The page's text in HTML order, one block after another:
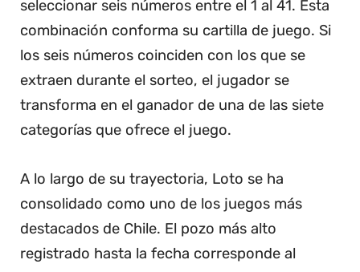
seleccionar seis números entre el 1 al 41. Esta
combinación conforma su cartilla de juego. Si
los seis números coinciden con los que se
extraen durante el sorteo, el jugador se
transforma en el ganador de una de las siete
categorías que ofrece el juego.
A lo largo de su trayectoria, Loto se ha
consolidado como uno de los juegos más
destacados de Chile. El pozo más alto
registrado hasta la fecha corresponde al